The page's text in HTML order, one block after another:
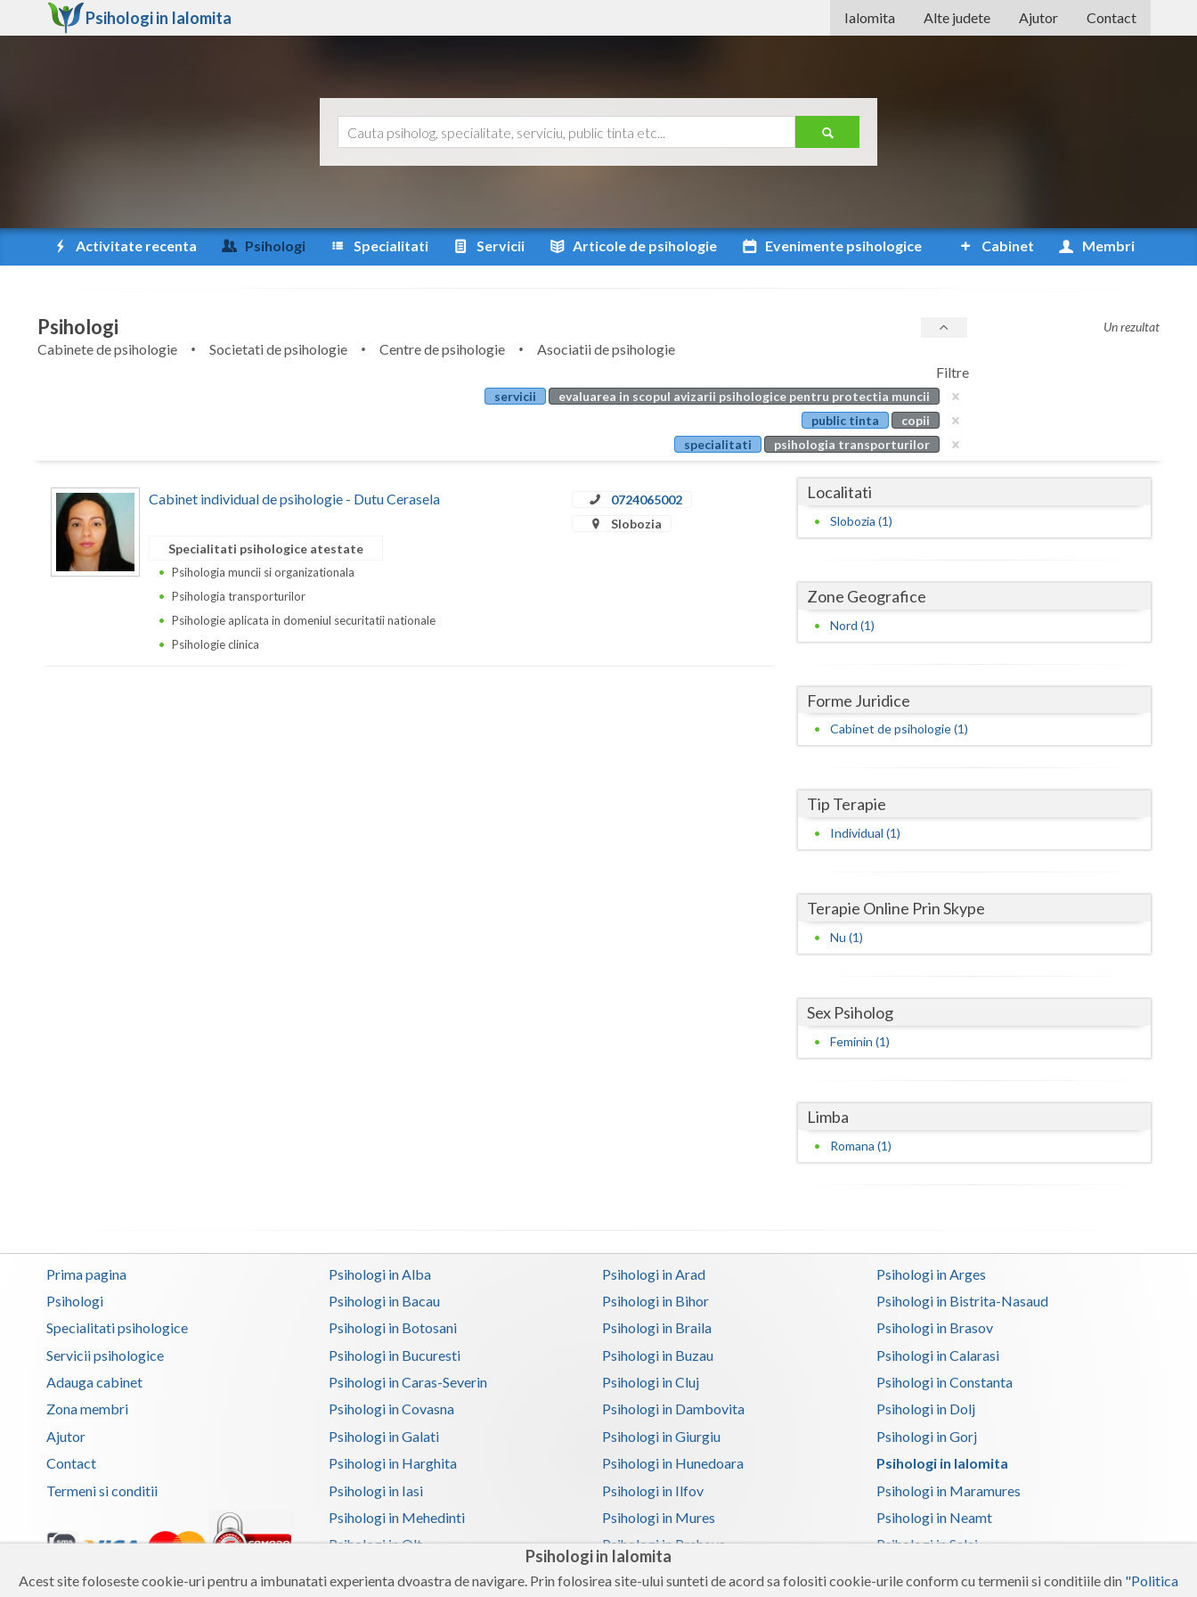
Psihologi in Ialomita
Acest site foloseste cookie-uri pentru a imbunatati experienta dvoastra de navigare. Prin folosirea site-ului sunteti de acord sa folositi cookie-urile conform cu termenii si conditiile din "Politica
Psihologi in Ialomita Ialomita Alte judete
Bistrita-Nasaud
Botosani
Bucuresti
Buzau
Calarasi
Caras-Severin
Giurgiu
Iasi
Prahova
Suceava
Teleorman
Tulcea
Valcea
Vrancea
Ajutor Contact
Activitate recenta Psihologi Specialitati Servicii Articole de psihologie Evenimente psihologice Cabinet Membri
Psihologi
Cabinete de psihologie Societati de psihologie Centre de psihologie
Asociatii de psihologie
Filtre
servicii
evaluarea in scopul avizarii psihologice pentru protectia muncii
public tinta
copii
specialitati
psihologia transporturilor
Un rezultat
Cabinet individual de psihologie - Dutu Cerasela
0724065002
Slobozia
Specialitati psihologice atestate
Psihologia muncii si organizationala
Psihologia transporturilor
Psihologie aplicata in domeniul securitatii nationale
Psihologie clinica
Localitati
Slobozia (1)
Zone Geografice
Nord (1)
Forme Juridice
Cabinet de psihologie (1)
Tip Terapie
Individual (1)
Terapie Online Prin Skype
Nu (1)
Sex Psiholog
Feminin (1)
Limba
Romana (1)
Prima pagina
Psihologi
Specialitati psihologice
Servicii psihologice
Adauga cabinet
Zona membri
Ajutor
Contact
Termeni si conditii
Copyright 2026 Reframing SRL
Psihologi in Alba Psihologi in Arad
Psihologi in Arges
Psihologi in Bacau
Psihologi in Bihor
Psihologi in Bistrita-Nasaud
Psihologi in Botosani
Psihologi in Braila
Psihologi in Brasov
Psihologi in Bucuresti
Psihologi in Buzau
Psihologi in Calarasi
Psihologi in Caras-Severin
Psihologi in Cluj
Psihologi in Constanta
Psihologi in Covasna
Psihologi in Dambovita
Psihologi in Dolj
Psihologi in Galati
Psihologi in Giurgiu
Psihologi in Gorj
Psihologi in Harghita
Psihologi in Hunedoara
Psihologi in Ialomita
Psihologi in Iasi
Psihologi in Ilfov
Psihologi in Maramures
Psihologi in Mehedinti
Psihologi in Mures
Psihologi in Neamt
Psihologi in Olt
Psihologi in Prahova
Psihologi in Salaj